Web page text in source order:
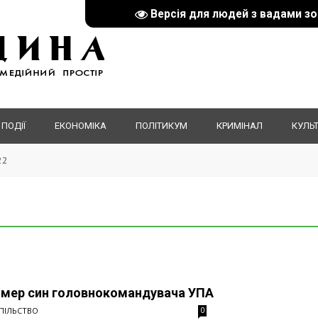
Версія для людей з вадами
ПОДІЇ ЕКОНОМІКА ПОЛІТИКУМ КРИМІНАЛ
син головнокомандувача УПА
0